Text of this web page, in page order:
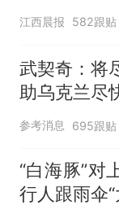
修理店铺换
元，官方
江西晨报 582跟贴
武契奇：将
助乌克兰尽
参考消息 695跟贴
“白海豚”对
行人跟雨伞